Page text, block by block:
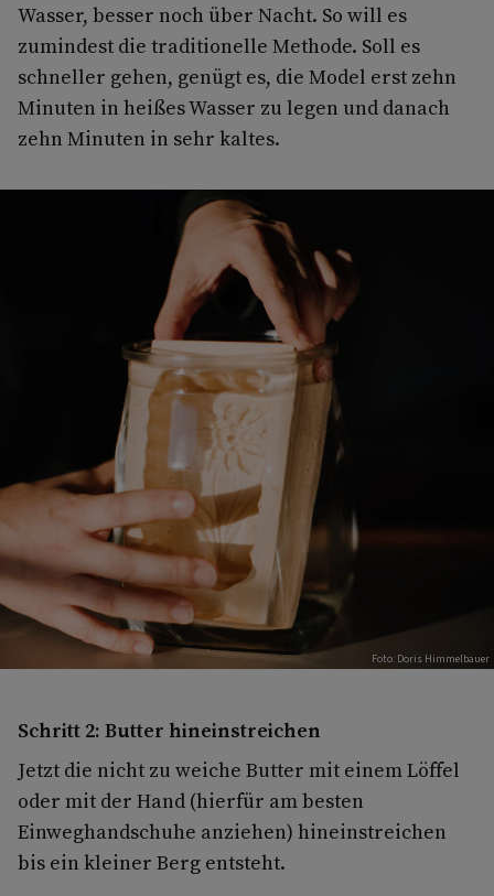
Wasser, besser noch über Nacht. So will es
zumindest die traditionelle Methode. Soll es
schneller gehen, genügt es, die Model erst zehn
Minuten in heißes Wasser zu legen und danach
zehn Minuten in sehr kaltes.
Foto: Doris Himmelbauer
Schritt 2: Butter hineinstreichen
Jetzt die nicht zu weiche Butter mit einem Löffel
oder mit der Hand (hierfür am besten
Einweghandschuhe anziehen) hineinstreichen
bis ein kleiner Berg entsteht.